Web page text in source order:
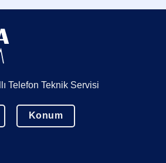
Telefon Teknik Servisi
Konum